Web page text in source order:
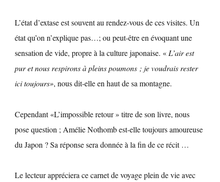
L’état d’extase est souvent au rendez-vous de ces visites. Un
état qu’on n’explique pas…; ou peut-être en évoquant une
sensation de vide, propre à la culture japonaise. «L’air est
pur et nous respirons à pleins poumons ; je voudrais rester
ici toujours», nous dit-elle en haut de sa montagne.
Cependant«L’impossible retour » titre de son livre, nous
pose question ; Amélie Nothomb est-elle toujours amoureuse
du Japon ? Sa réponse sera donnée à la fin de ce récit …
Le lecteur appréciera ce carnet de voyage plein de vie avec